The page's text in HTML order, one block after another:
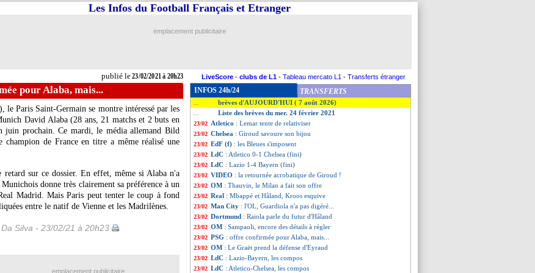
publié le23/02/2021 à 20h23
Les Infos du Football Français et Etranger
emplacement publicitaire
LiveScore - clubs de L1 - Tableau mercato L1 - Transferts étranger
pour Alaba, mais...
le Paris Saint-Germain se montre intéressé par les
David Alaba (28 ans, 21 matchs et 2 buts en
juin prochain. Ce mardi, le média allemand Bild
de France en titre a même réalisé une
sur ce dossier. En effet, même si Alaba n'a
donne très clairement sa préférence à un
Madrid. Mais Paris peut tenter le coup à fond
entre le natif de Vienne et les Madrilènes.
Silva - 23/02/21 à 20h23
INFOS 24h/24 TRANSFERTS
brèves d'AUJOURD'HUI ( 7 août 2026)
Liste des brèves du mer. 24 février 2021
23/02 Atletico : Lemar tente de relativiser
23/02 Chelsea : Giroud savoure son bijou
23/02 EdF (f) : les Bleues s'imposent
23/02 LdC : Atletico 0-1 Chelsea (fini)
23/02 LdC : Lazio 1-4 Bayern (fini)
23/02 VIDEO : la retournée acrobatique de Giroud !
23/02 OM : Thauvin, le Milan a fait son offre
23/02 Real : Mbappé et Håland, Kroos esquive
23/02 Man City : l'OL, Guardiola n'a pas digéré...
23/02 Dortmund : Raiola parle du futur d'Håland
23/02 OM : Sampaoli, encore des détails à régler
23/02 PSG : offre confirmée pour Alaba, mais...
23/02 OM : Le Graët prend la défense d'Eyraud
23/02 LdC : Lazio-Bayern, les compos
23/02 LdC : Atletico-Chelsea, les compos
emplacement publicitaire